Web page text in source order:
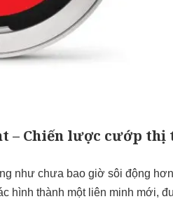
– Chiến lược cướp
như chưa bao giờ sôi động
hình thành một liên minh mới,